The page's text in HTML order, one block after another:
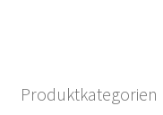
Produktkategorien